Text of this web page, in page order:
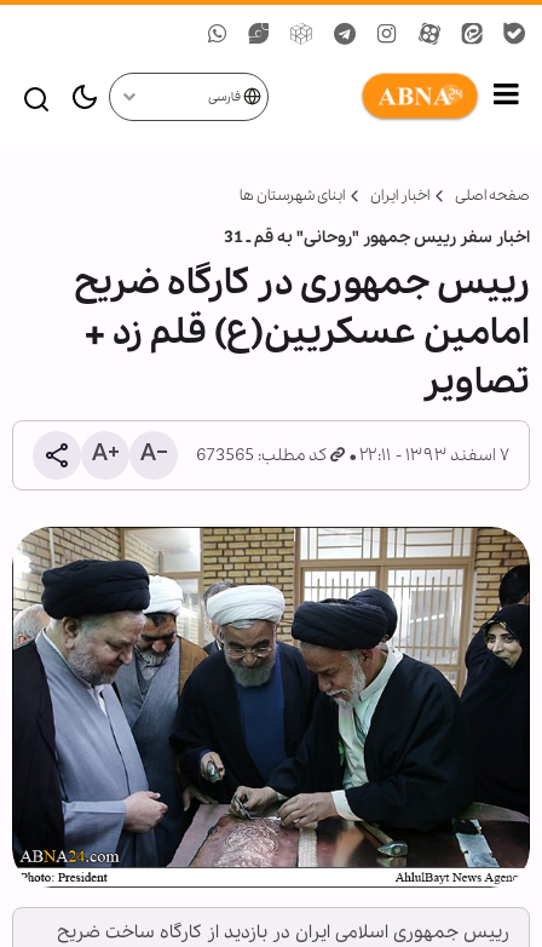
فارسی
صفحه اصلی اخبار ایران ابنای شهرستان ها
اخبار سفر رییس جمهور "روحانی" به قم ـ 31
رییس جمهوری در کارگاه ضریح
امامین عسکریین(ع) قلم زد +
تصاویر
۷ اسفند ۱۳۹۳ - ۲۲:۱۱ کد مطلب: 673565
رییس جمهوری اسلامی ایران در بازدید از کارگاه ساخت ضریح